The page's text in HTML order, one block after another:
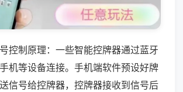
控制原理：一些智能控牌器通过蓝牙
机等设备连接。手机端软件预设好牌
信号给控牌器，控牌器接收到信号后